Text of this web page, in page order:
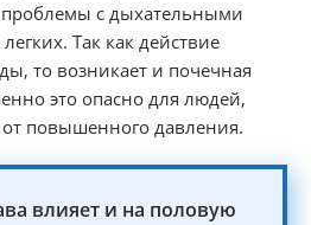
с дыхательными
Так как действие
то возникает и почечная
это опасно для людей,
повышенного давления.
влияет и на половую